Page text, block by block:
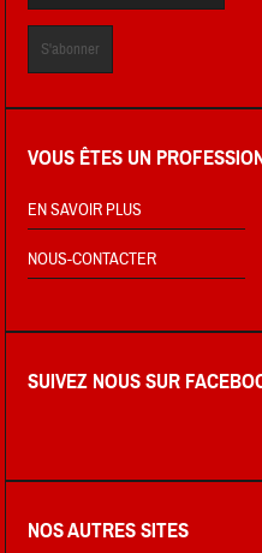
VOUS ÊTES UN
EN SAVOIR PLUS
NOUS-CONTACTER
SUIVEZ NOUS SUR
NOS AUTRES SITES